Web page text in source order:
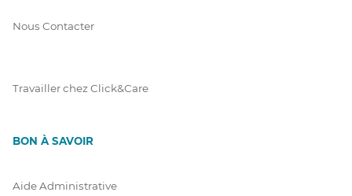
Nous Contacter
Travailler chez Click&Care
BON À SAVOIR
Aide Administrative